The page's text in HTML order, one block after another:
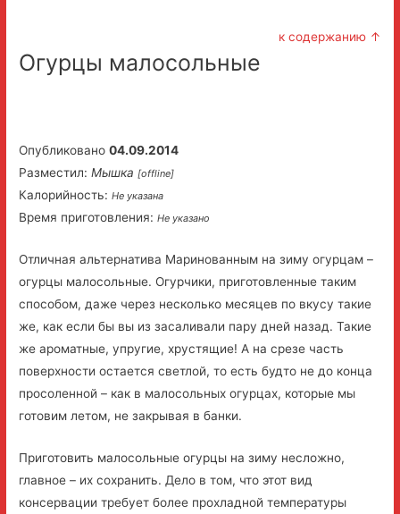
к содержанию ↑
Огурцы малосольные
Опубликовано04.09.2014
Разместил:Мышка[offline]
Калорийность:Не указана
Время приготовления:Не указано
Отличная альтернатива Маринованным на зиму огурцам –
огурцы малосольные. Огурчики, приготовленные таким
способом, даже через несколько месяцев по вкусу такие
же, как если бы вы из засаливали пару дней назад. Такие
же ароматные, упругие, хрустящие! А на срезе часть
поверхности остается светлой, то есть будто не до конца
просоленной – как в малосольных огурцах, которые мы
готовим летом, не закрывая в банки.
Приготовить малосольные огурцы на зиму несложно,
главное – их сохранить. Дело в том, что этот вид
консервации требует более прохладной температуры